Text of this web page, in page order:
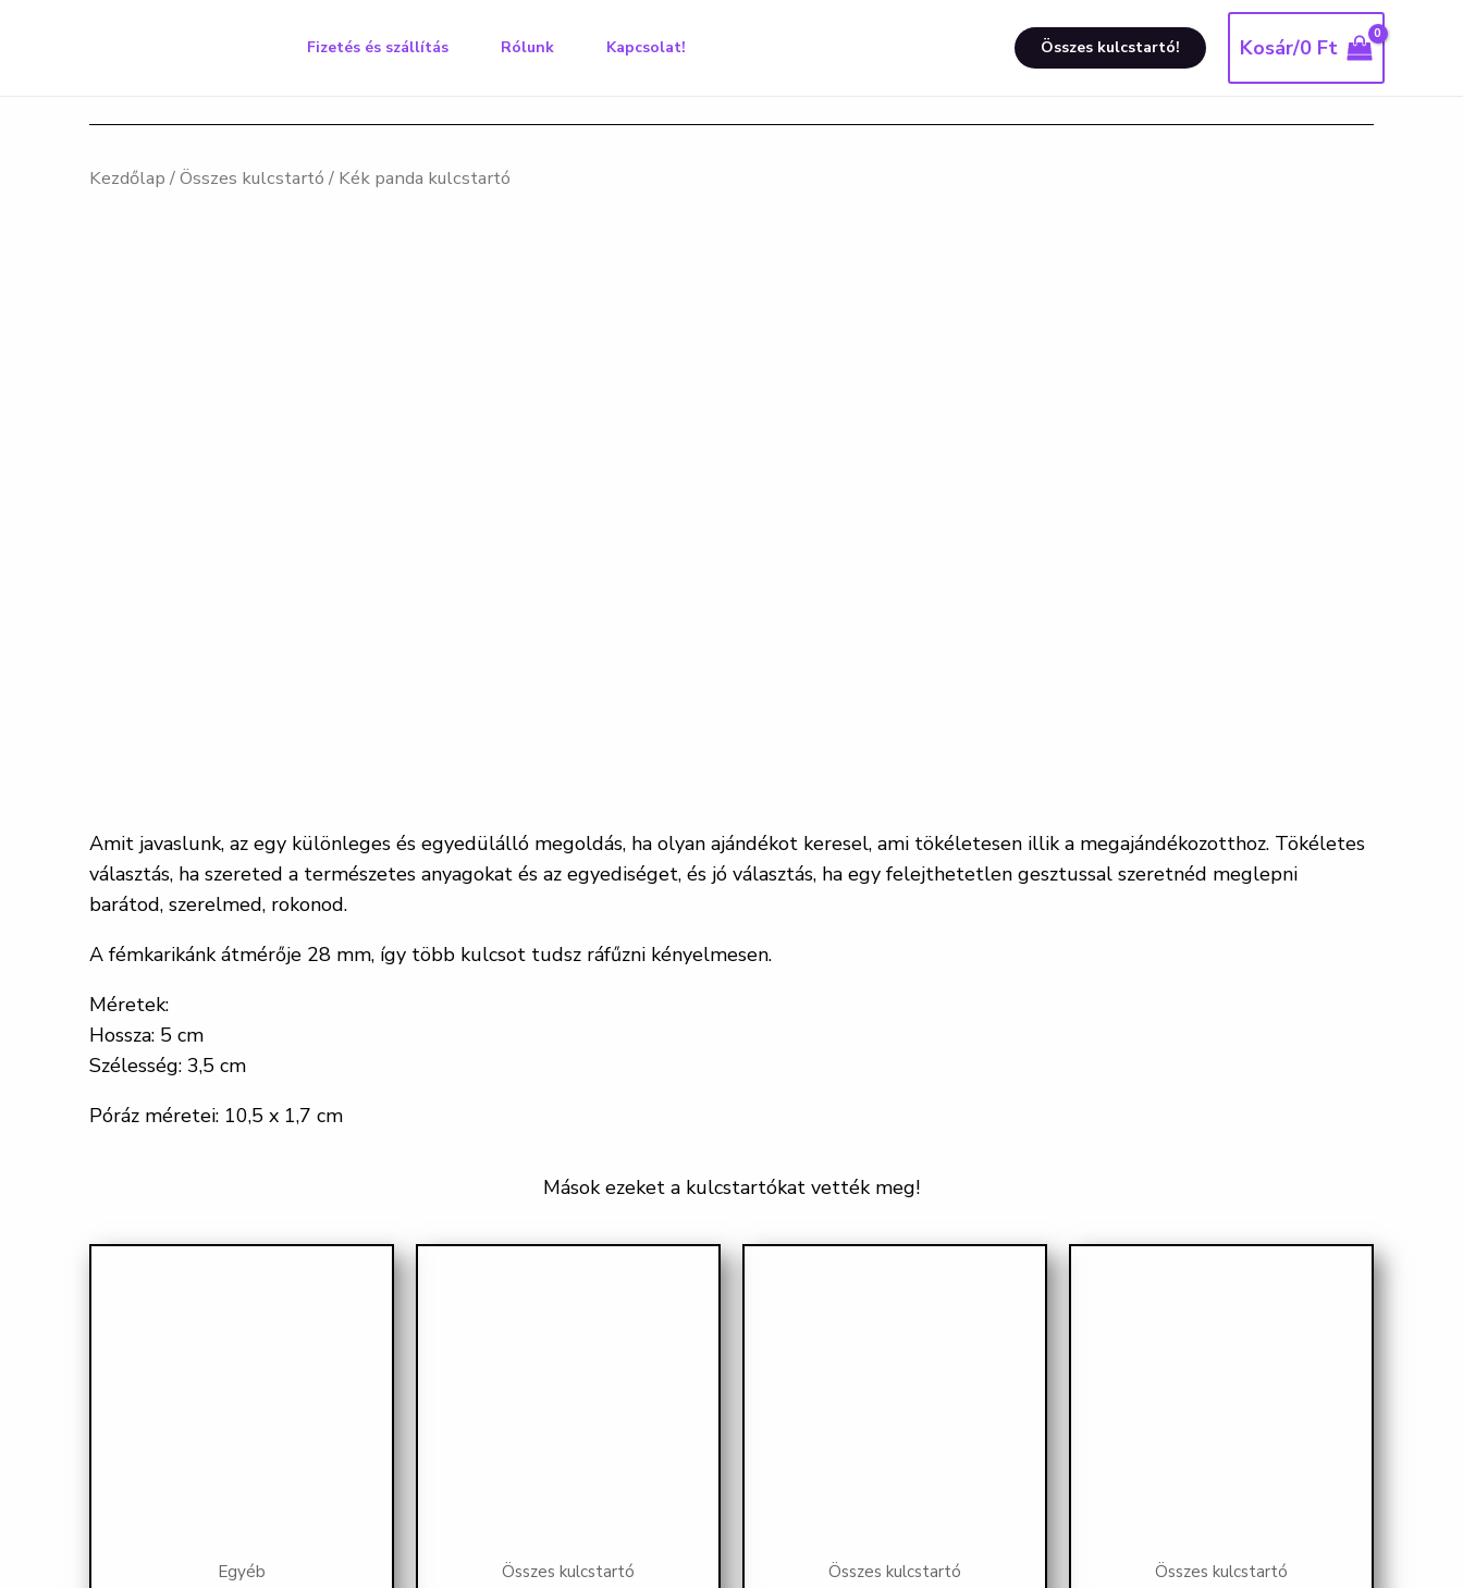
Fizetés és szállítás Rólunk Kapcsolat! Összes kulcstartó! Kosár/0 Ft
Kezdőlap /Összes kulcstartó / Kék panda kulcstartó
Amit javaslunk, az egy különleges és egyedülálló megoldás, ha olyan ajándékot keresel, ami tökéletesen illik a megajándékozotthoz. Tökéletes
választás, ha szereted a természetes anyagokat és az egyediséget, és jó választás, ha egy felejthetetlen gesztussal szeretnéd meglepni
barátod, szerelmed, rokonod.
A fémkarikánk átmérője 28 mm, így több kulcsot tudsz ráfűzni kényelmesen.
Méretek:
Hossza: 5 cm
Szélesség: 3,5 cm
Póráz méretei: 10,5 x 1,7 cm
Mások ezeket a kulcstartókat vették meg!
Egyéb Összes kulcstartó Összes kulcstartó Összes kulcstartó